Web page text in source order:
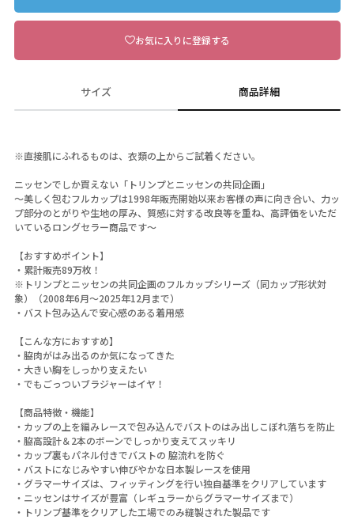
お気に入りに登録する
サイズ 商品詳細
※直接肌にふれるものは、衣類の上からご試着ください。
ニッセンでしか買えない「トリンプとニッセンの共同企画」
～美しく包むフルカップは1998年販売開始以来お客様の声に向き合い、力ッ
プ部分のとがりや生地の厚み、質感に対する改良等を重ね、高評価をいただ
いているロングセラー商品です～
【おすすめポイント】
・累計販売89万枚！
※トリンプとニッセンの共同企画のフルカップシリーズ（同カップ形状対
象）（2008年6月～2025年12月まで）
・バスト包み込んで安心感のある着用感
【こんな方におすすめ】
・脇肉がはみ出るのか気になってきた
・大きい胸をしっかり支えたい
・でもごっついブラジャーはイヤ！
【商品特徴・機能】
・カップの上を編みレースで包み込んでバストのはみ出しこぼれ落ちを防止
・脇高設計＆2本のボーンでしっかり支えてスッキリ
・カップ裏もパネル付きでバストの 脇流れを防ぐ
・バストになじみやすい伸びやかな日本製レースを使用
・グラマーサイズは、フィッティングを行い独自基準をクリアしています
・ニッセンはサイズが豊富（レギュラーからグラマーサイズまで）
・トリンプ基準をクリアした工場でのみ縫製された製品です